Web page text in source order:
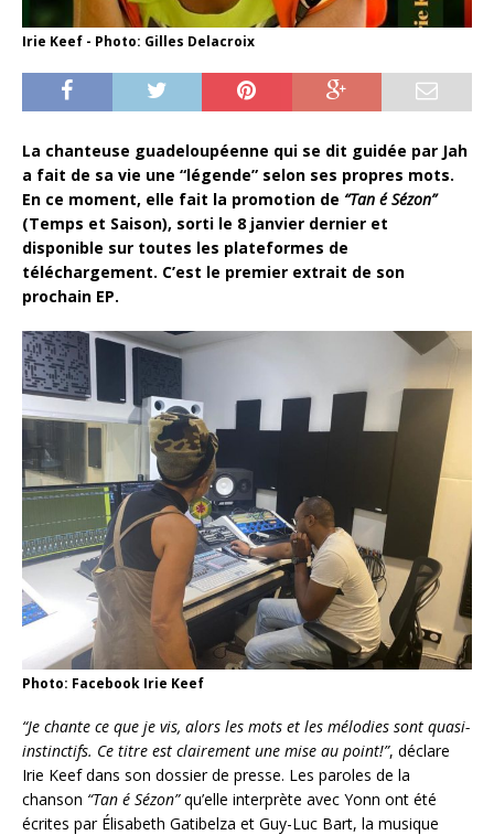
Irie Keef - Photo: Gilles Delacroix
La chanteuse guadeloupéenne qui se dit guidée par Jah
a fait de sa vie une “légende” selon ses propres mots.
En ce moment, elle fait la promotion de “Tan é Sézon”
(Temps et Saison), sorti le 8 janvier dernier et
disponible sur toutes les plateformes de
téléchargement. C’est le premier extrait de son
prochain EP.
Photo: Facebook Irie Keef
“Je chante ce que je vis, alors les mots et les mélodies sont quasi-
instinctifs. Ce titre est clairement une mise au point!”, déclare
Irie Keef dans son dossier de presse. Les paroles de la
chanson “Tan é Sézon”qu’elle interprète avec Yonn ont été
écrites par Élisabeth Gatibelza et Guy-Luc Bart, la musique